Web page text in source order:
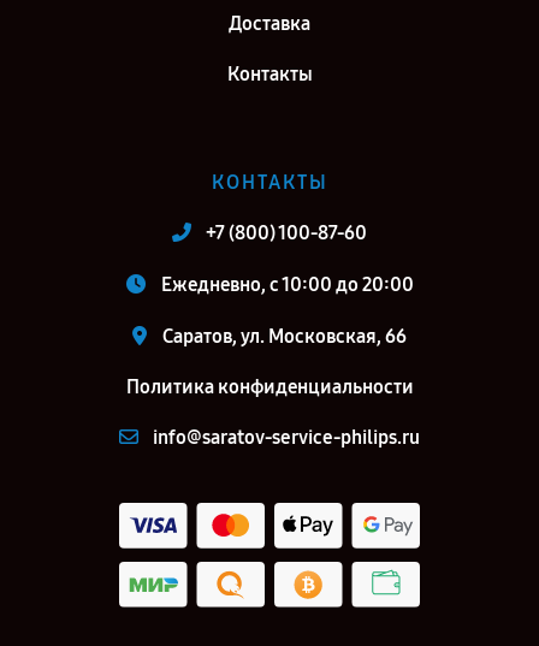
Доставка
Контакты
КОНТАКТЫ
+7 (800) 100-87-60
Ежедневно, с 10:00 до 20:00
Саратов, ул. Московская, 66
Политика конфиденциальности
info@saratov-service-philips.ru